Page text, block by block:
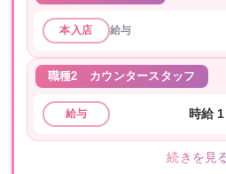
本入店 給与
職種2 カウンタースタッフ
給与 時給
続きを見